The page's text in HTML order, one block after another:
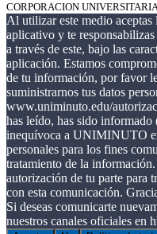
CORPORACION
Al utilizar este medio
aplicativo y te
a través de este, bajo las
aplicación. Estamos
de tu información, por favor
suministrarnos tus datos
www.uniminuto.edu/
has leído, has sido
inequívoca a UNIMINUTO
personales para los fines
tratamiento de la
autorización de tu parte para
con esta comunicación.
Si deseas comunicarte
nuestros canales oficiales en